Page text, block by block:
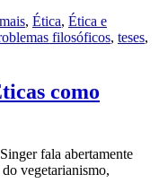
, Ética, Ética e
filosóficos, teses,
como
fala abertamente
vegetarianismo,